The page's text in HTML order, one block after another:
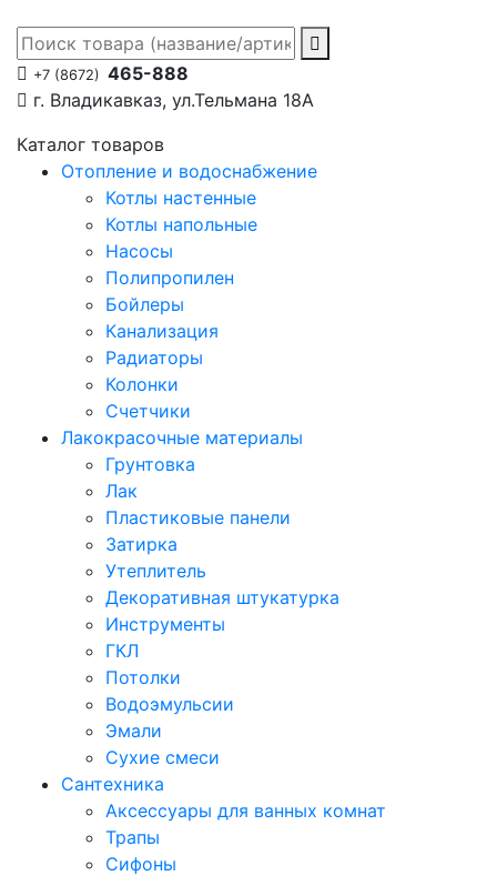
+7 (8672) 465-888
г. Владикавказ, ул.Тельмана 18А
Каталог товаров
Отопление и водоснабжение
Котлы настенные
Котлы напольные
Насосы
Полипропилен
Бойлеры
Канализация
Радиаторы
Колонки
Счетчики
Лакокрасочные материалы
Грунтовка
Лак
Пластиковые панели
Затирка
Утеплитель
Декоративная штукатурка
Инструменты
ГКЛ
Потолки
Водоэмульсии
Эмали
Сухие смеси
Сантехника
Аксессуары для ванных комнат
Трапы
Сифоны